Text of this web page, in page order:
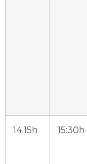
14:15h 15:30h